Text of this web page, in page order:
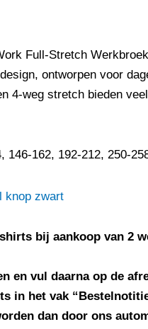
Full-Stretch
ontworpen voor
4-weg stretch bieden
146-162, 192-212, 250-
bij aankoop van 2
en vul daarna op de
in het vak
dan door ons